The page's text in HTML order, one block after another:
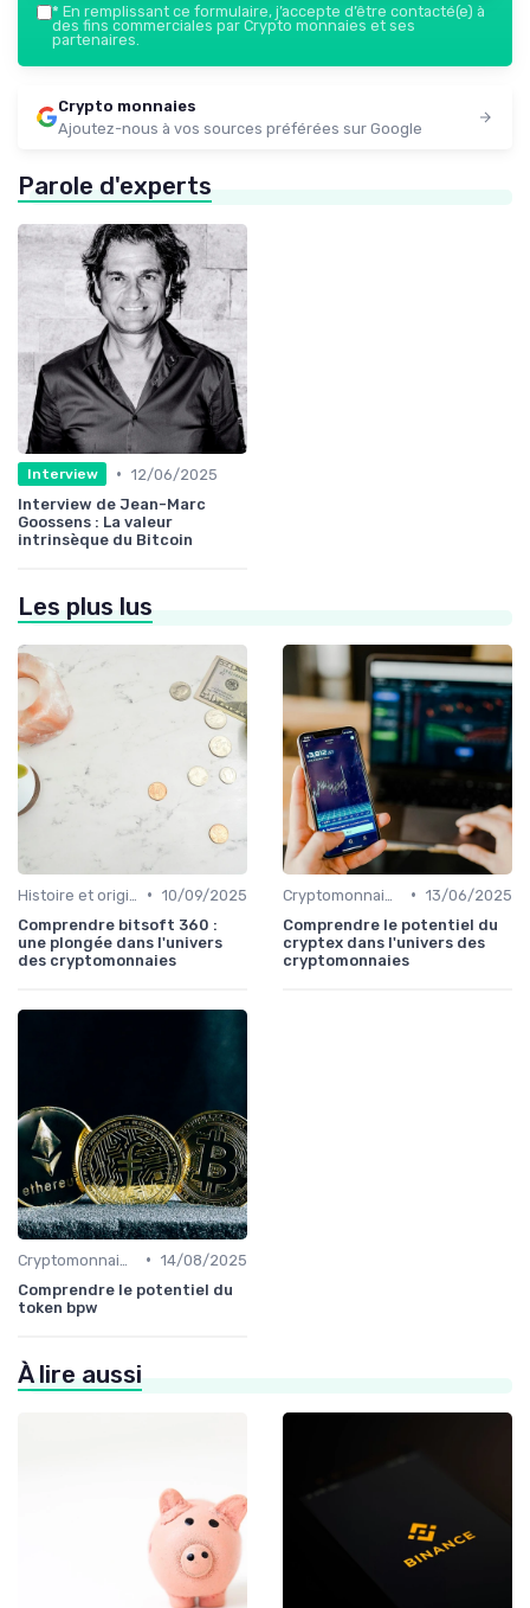
* En remplissant ce formulaire, j’accepte d’être contacté(e) à
des fins commerciales par Crypto monnaies et ses
partenaires.
Crypto monnaies
Ajoutez-nous à vos sources préférées sur Google
Parole d'experts
Interview • 12/06/2025
Interview de Jean-Marc
Goossens : La valeur
intrinsèque du Bitcoin
Les plus lus
• 10/09/2025
Comprendre bitsoft 360 :
une plongée dans l'univers
des cryptomonnaies
• 13/06/2025
Comprendre le potentiel du
cryptex dans l'univers des
cryptomonnaies
• 14/08/2025
Comprendre le potentiel du
token bpw
À lire aussi